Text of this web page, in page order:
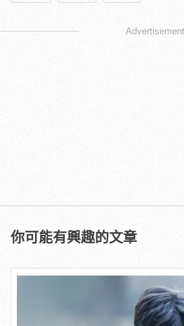
你可能有興趣的文章